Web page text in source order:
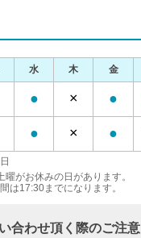
がお休みの日があります。
は17:30までになります。
水 木 金
● × ●
● × ●
合わせ頂く際のご注意